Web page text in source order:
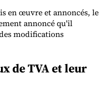
en œuvre et annoncés, le
annoncé qu'il
modifications
de TVA et leur